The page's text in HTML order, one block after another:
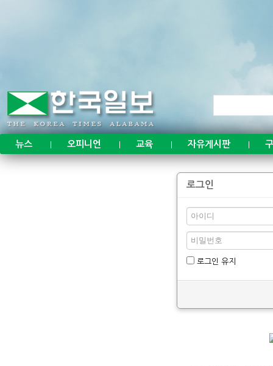
뉴스 오피니언 교육 자유게시판
로그인
로그인 유지